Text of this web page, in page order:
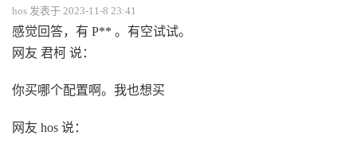
hos 发表于 2023-11-8 23:41
感觉回答，有 P** 。有空试试。
网友 君柯 说：
你买哪个配置啊。我也想买
网友 hos 说：